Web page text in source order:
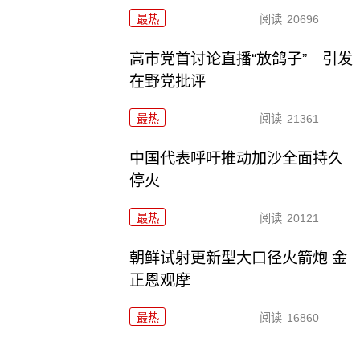
最热 阅读 20696
高市党首讨论直播“放鸽子” 引发
在野党批评
最热 阅读 21361
中国代表呼吁推动加沙全面持久
停火
最热 阅读 20121
朝鲜试射更新型大口径火箭炮 金
正恩观摩
最热 阅读 16860